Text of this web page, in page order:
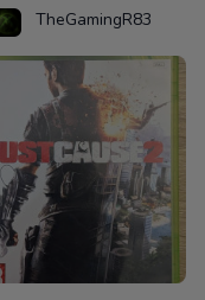
TheGamingR83